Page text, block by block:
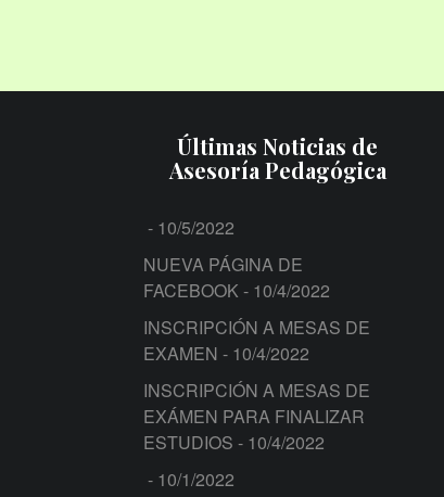
Últimas Noticias de
Asesoría Pedagógica
- 10/5/2022
NUEVA PÁGINA DE
FACEBOOK - 10/4/2022
INSCRIPCIÓN A MESAS DE
EXAMEN - 10/4/2022
INSCRIPCIÓN A MESAS DE
EXÁMEN PARA FINALIZAR
ESTUDIOS - 10/4/2022
- 10/1/2022